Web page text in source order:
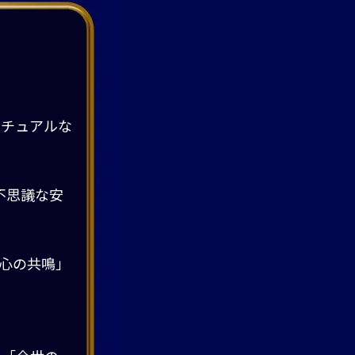
ュアルな
思議な安
の共鳴」